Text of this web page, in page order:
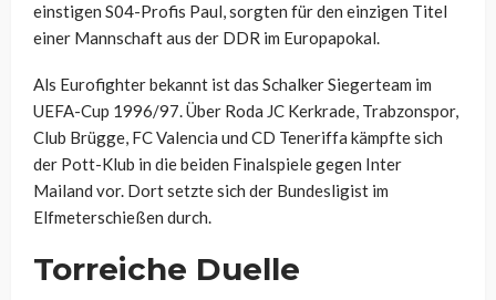
einstigen S04-Profis Paul, sorgten für den einzigen Titel
einer Mannschaft aus der DDR im Europapokal.
Als Eurofighter bekannt ist das Schalker Siegerteam im
UEFA-Cup 1996/97. Über Roda JC Kerkrade, Trabzonspor,
Club Brügge, FC Valencia und CD Teneriffa kämpfte sich
der Pott-Klub in die beiden Finalspiele gegen Inter
Mailand vor. Dort setzte sich der Bundesligist im
Elfmeterschießen durch.
Torreiche Duelle